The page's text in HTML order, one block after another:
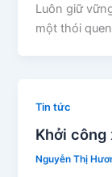
Luôn giữ
một thói
Tin tức
Khởi công
Nguyễn Thị